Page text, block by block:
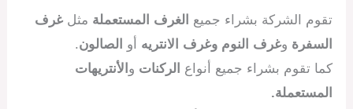
تقوم الشركة بشراء جميع الغرف المستعملة مثل غرف
السفرة وغرف النوم وغرف الانتريه أو الصالون.
كما تقوم بشراء جميع أنواع الركنات و الأنتريهات
المستعملة.